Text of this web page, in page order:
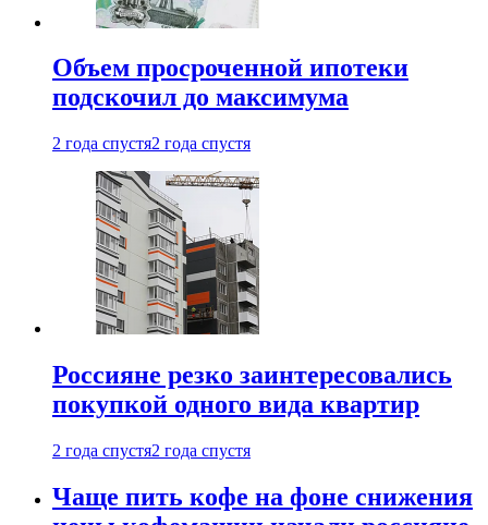
Объем просроченной ипотеки
подскочил до максимума
2 года спустя2 года спустя
Россияне резко заинтересовались
покупкой одного вида квартир
2 года спустя2 года спустя
Чаще пить кофе на фоне снижения